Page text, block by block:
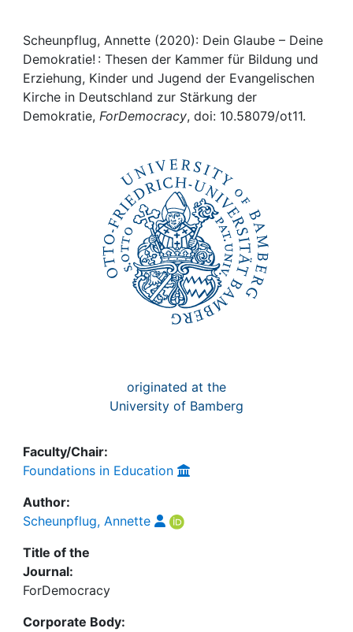
Help
Scheunpflug, Annette (2020): Dein Glaube – Deine
Demokratie! : Thesen der Kammer für Bildung und
Erziehung, Kinder und Jugend der Evangelischen
Kirche in Deutschland zur Stärkung der
Demokratie, ForDemocracy, doi: 10.58079/ot11.
originated at the
University of Bamberg
Faculty/Chair:
Foundations in Education
Author:
Scheunpflug, Annette
Title of the
Journal:
ForDemocracy
Corporate Body: